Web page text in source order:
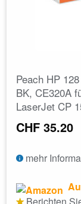
Peach HP
BK, CE320A
LaserJet CP
CHF 35.20
mehr